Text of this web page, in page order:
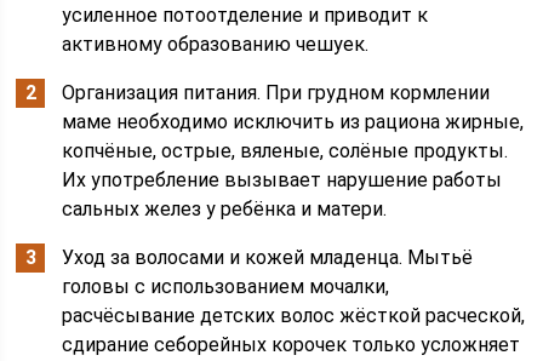
усиленное потоотделение и приводит к
активному образованию чешуек.
Организация питания. При грудном кормлении
маме необходимо исключить из рациона жирные,
копчёные, острые, вяленые, солёные продукты.
Их употребление вызывает нарушение работы
сальных желез у ребёнка и матери.
Уход за волосами и кожей младенца. Мытьё
головы с использованием мочалки,
расчёсывание детских волос жёсткой расческой,
сдирание себорейных корочек только усложняет